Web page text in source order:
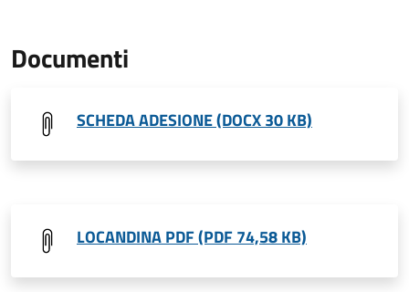
Documenti
SCHEDA ADESIONE (DOCX 30 KB)
LOCANDINA PDF (PDF 74,58 KB)